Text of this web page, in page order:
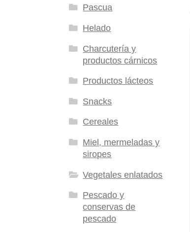
Pascua
Helado
Charcutería y
productos cárnicos
Productos lácteos
Snacks
Cereales
Miel, mermeladas y
siropes
Vegetales enlatados
Pescado y
conservas de
pescado